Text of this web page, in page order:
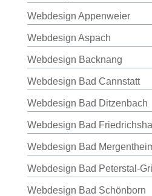
Webdesign Appenweier
Webdesign Aspach
Webdesign Backnang
Webdesign Bad Cannstatt
Webdesign Bad Ditzenbach
Webdesign Bad Friedrichshall
Webdesign Bad
Webdesign Bad Peterstal-
Webdesign Bad Schönborn